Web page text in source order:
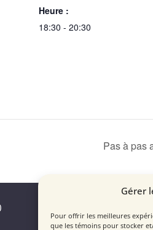
Gérer
Pour offrir les meilleures
que les témoins pour stocker
Heure :
18:30 - 20:30
Pas à pas
Faites partie
Devenir